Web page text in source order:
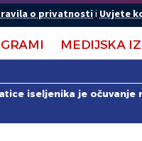
o privatnostii Uvjete
MEDIJSKA
iseljenika je